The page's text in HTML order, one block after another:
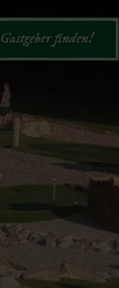
Gastgeber finden!